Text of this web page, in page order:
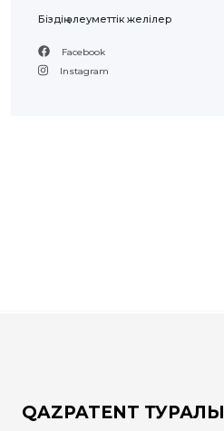
Біздің әлеуметтік желілер
Facebook
Instagram
QAZPATENT ТУРАЛЫ